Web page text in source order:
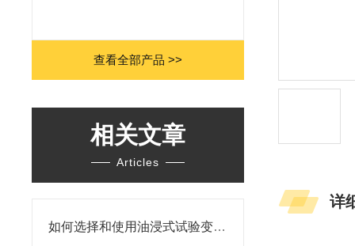
查看全部产品 >>
相关文章
Articles
如何选择和使用油浸式试验变压器
详